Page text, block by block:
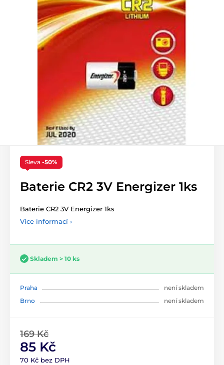
Sleva -50%
Baterie CR2 3V Energizer 1ks
Baterie CR2 3V Energizer 1ks
Více informací ›
Skladem > 10 ks
Praha
není skladem
Brno
není skladem
169 Kč
85 Kč
70 Kč bez DPH